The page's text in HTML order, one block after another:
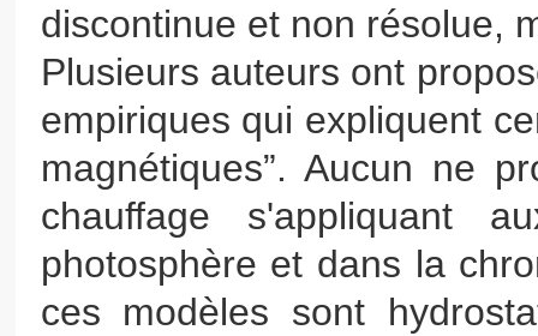
discontinue et non résolue,
Plusieurs auteurs ont
empiriques qui expliquent
magnétiques”. Aucun ne
chauffage
photosphère et dans la
ces modèles sont